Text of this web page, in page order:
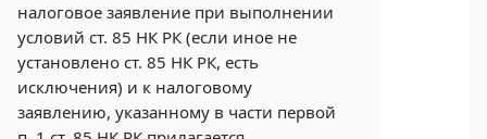
налоговое заявление при выполнении
условий ст. 85 НК РК (если иное не
установлено ст. 85 НК РК, есть
исключения) и к налоговому
заявлению, указанному в части первой